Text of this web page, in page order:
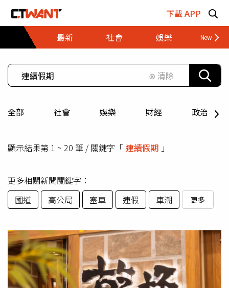
下載 APP
最新
社會 娛樂 財經
⊗ 清除
全部 社會 娛樂 財經 政治
顯示結果第 1 ~ 20 筆 / 關鍵字「 連續假期 」
更多相關新聞關鍵字：
國道
高公局 塞車 連假 車潮 更多